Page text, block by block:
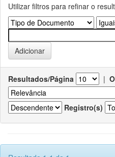
Utilizar filtros para refinar o
Resultados/Página |
Registro(s)